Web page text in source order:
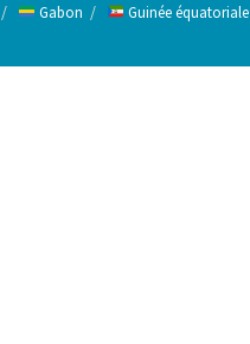
Gabon Guinée équatoriale